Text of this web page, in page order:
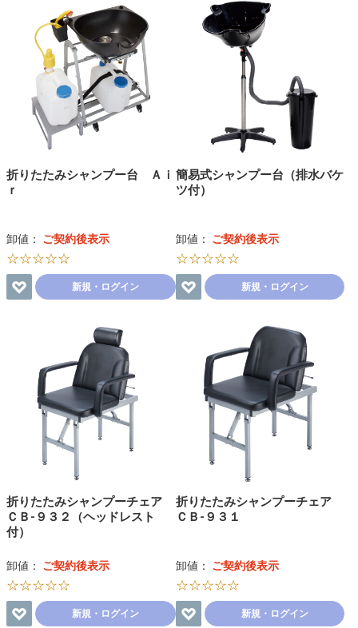
折りたたみシャンプー台 Ａｉ
ｒ
卸値： ご契約後表示
☆☆☆☆☆
新規・ログイン
簡易式シャンプー台（排水バケ
ツ付）
卸値： ご契約後表示
☆☆☆☆☆
新規・ログイン
折りたたみシャンプーチェア
ＣＢ-９３２（ヘッドレスト
付）
卸値： ご契約後表示
☆☆☆☆☆
新規・ログイン
折りたたみシャンプーチェア
ＣＢ-９３１
卸値： ご契約後表示
☆☆☆☆☆
新規・ログイン